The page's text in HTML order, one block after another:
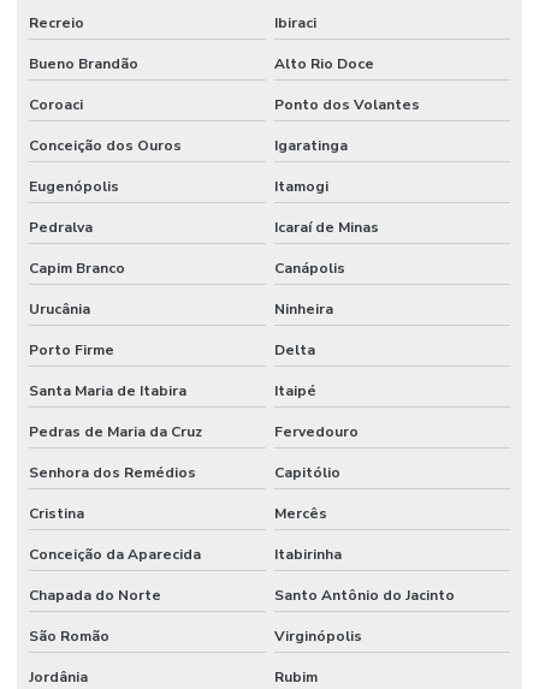
Recreio Ibiraci
Bueno Brandão Alto Rio Doce
Coroaci Ponto dos Volantes
Conceição dos Ouros Igaratinga
Eugenópolis Itamogi
Pedralva Icaraí de Minas
Capim Branco Canápolis
Urucânia Ninheira
Porto Firme Delta
Santa Maria de Itabira Itaipé
Pedras de Maria da Cruz Fervedouro
Senhora dos Remédios Capitólio
Cristina Mercês
Conceição da Aparecida Itabirinha
Chapada do Norte Santo Antônio do Jacinto
São Romão Virginópolis
Jordânia Rubim